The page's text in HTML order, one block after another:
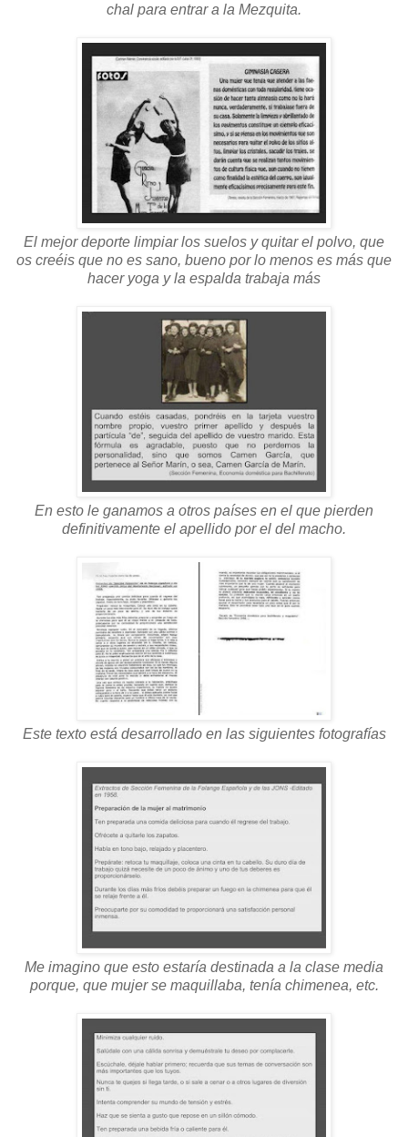
chal para entrar a la Mezquita.
El mejor deporte limpiar los suelos y quitar el polvo, que
os creéis que no es sano, bueno por lo menos es más que
hacer yoga y la espalda trabaja más
En esto le ganamos a otros países en el que pierden
definitivamente el apellido por el del macho.
Este texto está desarrollado en las siguientes fotografías
Me imagino que esto estaría destinada a la clase media
porque, que mujer se maquillaba, tenía chimenea, etc.